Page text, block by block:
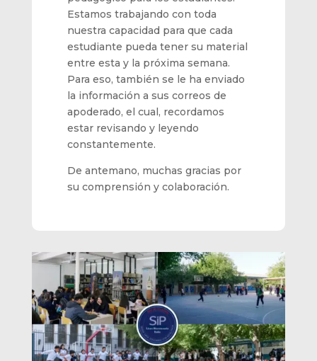
Estamos trabajando con toda
nuestra capacidad para que cada
estudiante pueda tener su material
entre esta y la próxima semana.
Para eso, también se le ha enviado
la información a sus correos de
apoderado, el cual, recordamos
estar revisando y leyendo
constantemente.
De antemano, muchas gracias por
su comprensión y colaboración.